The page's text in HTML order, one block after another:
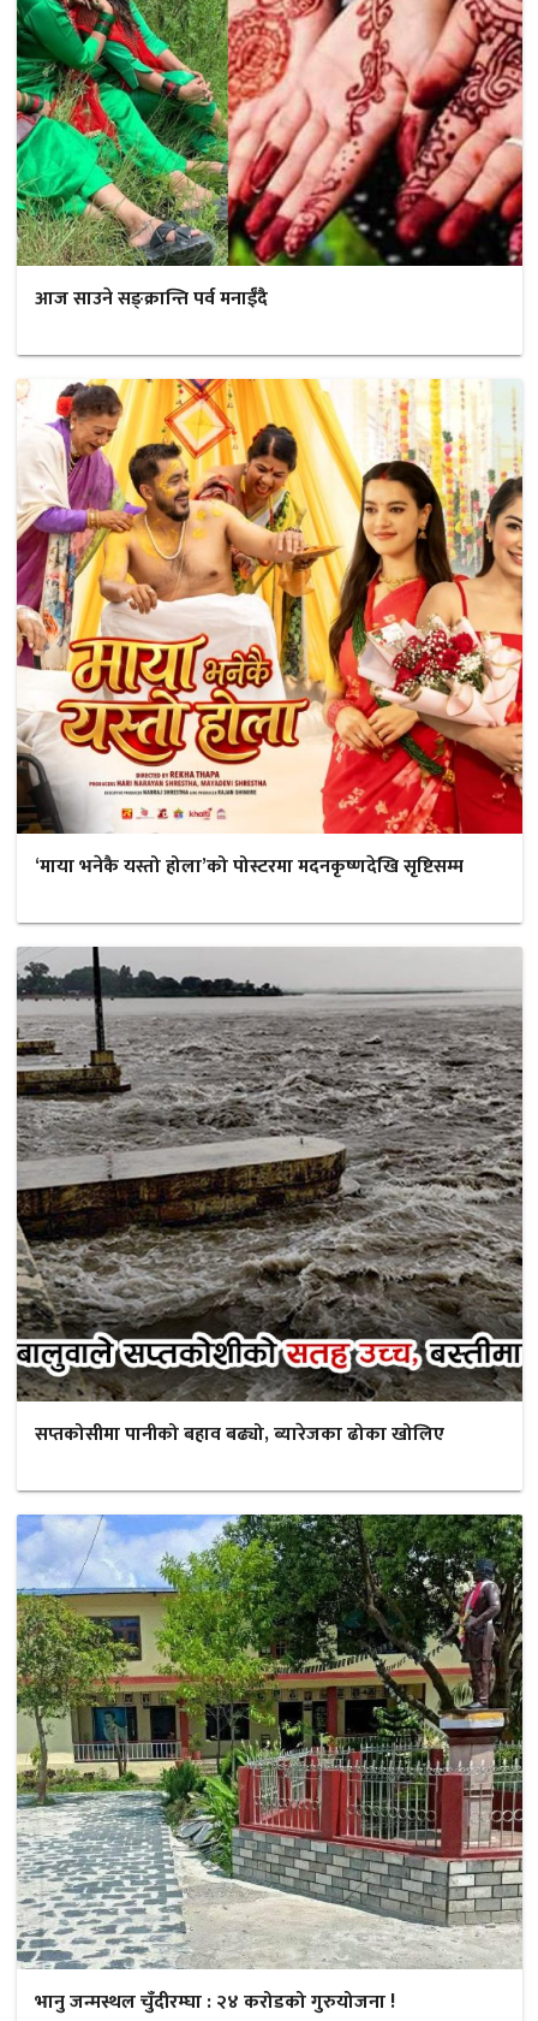
आज साउने सङ्क्रान्ति पर्व मनाईँदै
‘माया भनेकै यस्तो होला’को पोस्टरमा मदनकृष्णदेखि सृष्टिसम्म
सप्तकोसीमा पानीको बहाव बढ्यो, ब्यारेजका ढोका खोलिए
भानु जन्मस्थल चुँदीरम्घा : २४ करोडको गुरुयोजना !